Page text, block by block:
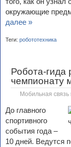
окружающие
далее »
Теги: робототехника
Робота-гида
чемпионату
Мобильная связь
До главного
спортивного
события года –
10 дней. Ведутся